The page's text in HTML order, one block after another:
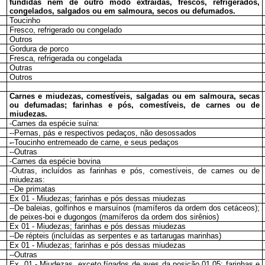
fundidas nem de outro modo extraídas, frescos, refrigerados,
congelados, salgados ou em salmoura, secos ou defumados.
Toucinho
Fresco, refrigerado ou congelado
Outros
Gordura de porco
Fresca, refrigerada ou congelada
Outras
Outros
Carnes e miudezas, comestíveis, salgadas ou em salmoura, secas
ou defumadas; farinhas e pós, comestíveis, de carnes ou de
miudezas.
-Carnes da espécie suína:
--Pernas, pás e respectivos pedaços, não desossados
--Toucinho entremeado de carne, e seus pedaços
--Outras
-Carnes da espécie bovina
-Outras, incluídos as farinhas e pós, comestíveis, de carnes ou de
miudezas:
--De primatas
Ex 01 - Miudezas; farinhas e pós dessas miudezas
--De baleias, golfinhos e marsuínos (mamíferos da ordem dos cetáceos);
de peixes-boi e dugongos (mamíferos da ordem dos sirênios)
Ex 01 - Miudezas; farinhas e pós dessas miudezas
--De répteis (incluídas as serpentes e as tartarugas marinhas)
Ex 01 - Miudezas; farinhas e pós dessas miudezas
--Outras